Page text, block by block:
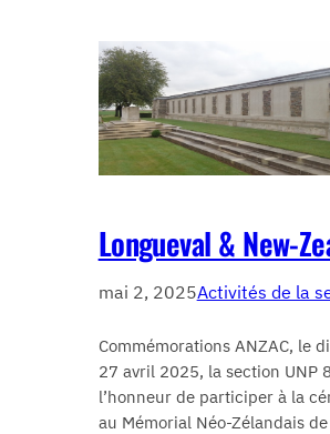
Longueval & New-
mai 2, 2025Activités de la
Commémorations ANZAC, le
27 avril 2025, la section UNP
l’honneur de participer à la
au Mémorial Néo-Zélandais de